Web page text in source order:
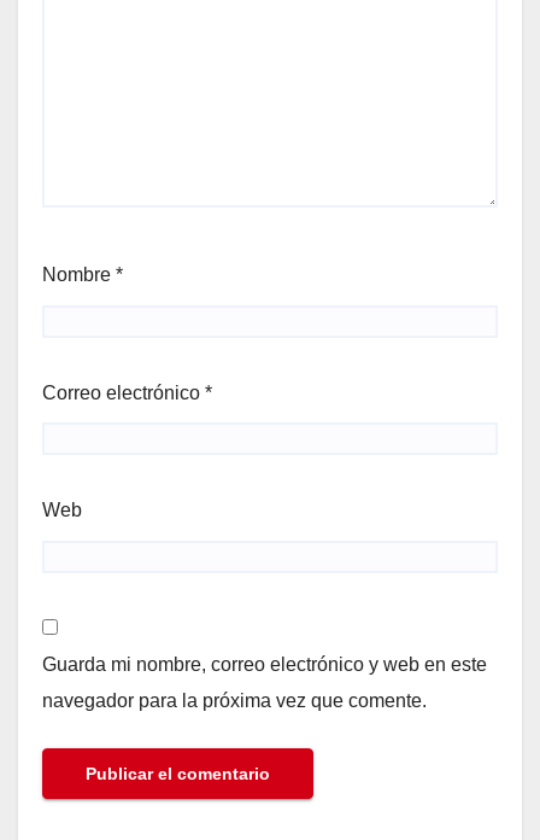
Nombre *
Correo electrónico *
Web
Guarda mi nombre, correo electrónico y web en este
navegador para la próxima vez que comente.